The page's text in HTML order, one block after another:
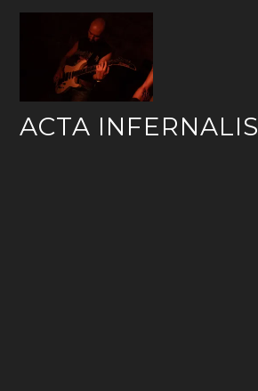
Skip
ACTA INFERNALIS